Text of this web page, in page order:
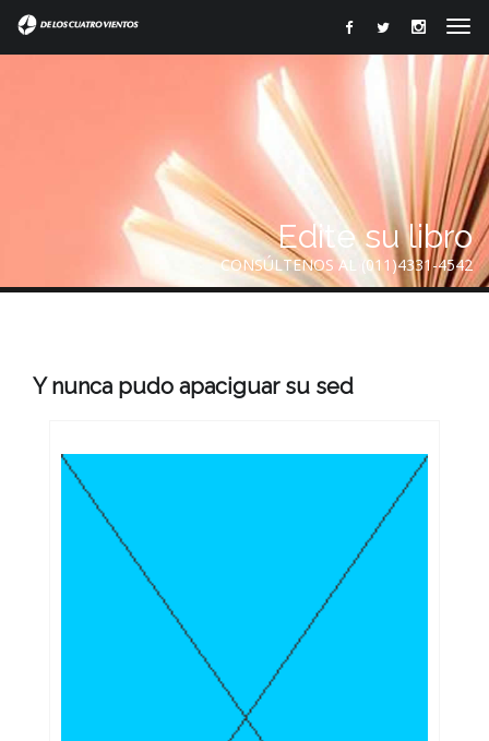
Edite su libro
CONSÚLTENOS AL (011)4331-4542
Y nunca pudo apaciguar su sed